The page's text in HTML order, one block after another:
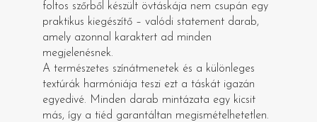
foltos szőrből készült övtáskája nem csupán egy
praktikus kiegészítő – valódi statement darab,
amely azonnal karaktert ad minden
megjelenésnek.
A természetes színátmenetek és a különleges
textúrák harmóniája teszi ezt a táskát igazán
egyedivé. Minden darab mintázata egy kicsit
más, így a tiéd garantáltan megismételhetetlen.